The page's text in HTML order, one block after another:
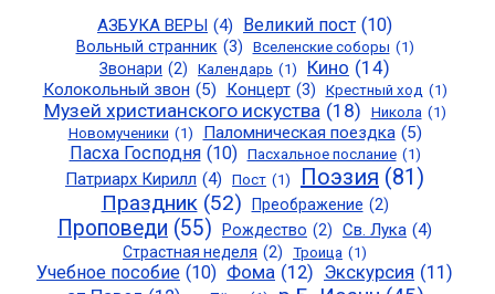
АЗБУКА ВЕРЫ (4) Великий пост (10)
Вольный странник (3) Вселенские соборы (1)
Звонари (2) Календарь (1) Кино (14)
Колокольный звон (5) Концерт (3) Крестный ход (1)
Музей христианского искуства (18) Никола (1)
Новомученики (1) Паломническая поездка (5)
Пасха Господня (10) Пасхальное послание (1)
Патриарх Кирилл (4) Пост (1) Поэзия (81)
Праздник (52) Преображение (2)
Проповеди (55) Рождество (2) Св. Лука (4)
Страстная неделя (2) Троица (1)
Учебное пособие (10) Фома (12) Экскурсия (11)